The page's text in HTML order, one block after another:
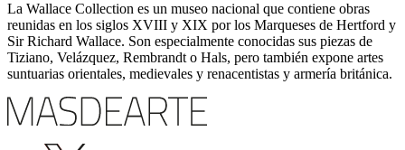
La Wallace Collection es un museo nacional que contiene obras
reunidas en los siglos XVIII y XIX por los Marqueses de Hertford y
Sir Richard Wallace. Son especialmente conocidas sus piezas de
Tiziano, Velázquez, Rembrandt o Hals, pero también expone artes
suntuarias orientales, medievales y renacentistas y armería británica.